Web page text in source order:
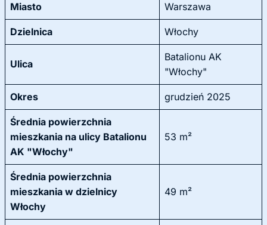
Miasto Warszawa
Dzielnica Włochy
Ulica
Batalionu AK
"Włochy"
Okres grudzień 2025
Średnia powierzchnia
mieszkania na ulicy Batalionu
AK "Włochy"
53 m²
Średnia powierzchnia
mieszkania w dzielnicy
Włochy
49 m²